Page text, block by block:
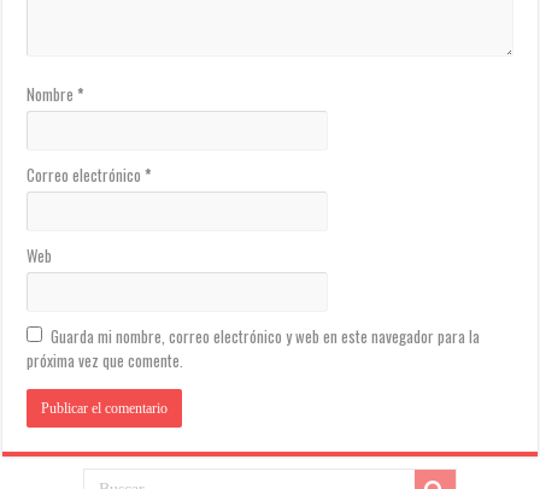
Nombre*
Correo electrónico*
Web
Guarda mi nombre, correo electrónico y web en este navegador para la
próxima vez que comente.